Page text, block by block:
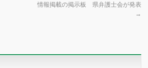
情報掲載の掲示板 県弁護士会が発表
→